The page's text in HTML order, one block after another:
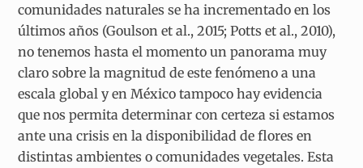
comunidades naturales se ha incrementado en los
últimos años (Goulson et al., 2015; Potts et al., 2010),
no tenemos hasta el momento un panorama muy
claro sobre la magnitud de este fenómeno a una
escala global y en México tampoco hay evidencia
que nos permita determinar con certeza si estamos
ante una crisis en la disponibilidad de flores en
distintas ambientes o comunidades vegetales. Esta